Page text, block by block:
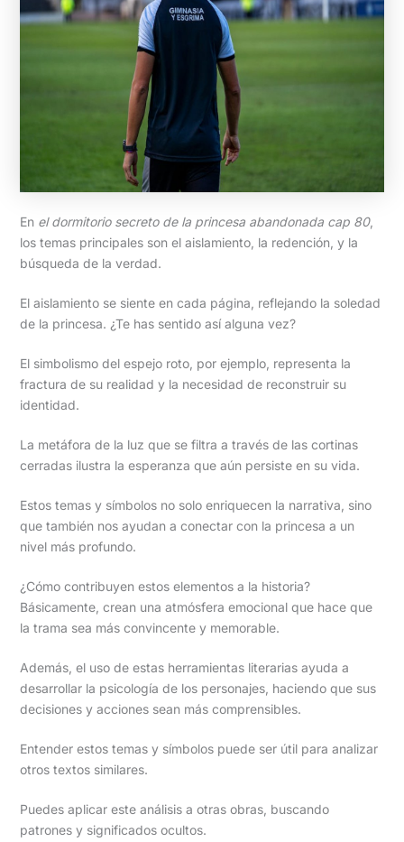
En el dormitorio secreto de la princesa abandonada cap 80,
los temas principales son el aislamiento, la redención, y la
búsqueda de la verdad.
El aislamiento se siente en cada página, reflejando la soledad
de la princesa. ¿Te has sentido así alguna vez?
El simbolismo del espejo roto, por ejemplo, representa la
fractura de su realidad y la necesidad de reconstruir su
identidad.
La metáfora de la luz que se filtra a través de las cortinas
cerradas ilustra la esperanza que aún persiste en su vida.
Estos temas y símbolos no solo enriquecen la narrativa, sino
que también nos ayudan a conectar con la princesa a un
nivel más profundo.
¿Cómo contribuyen estos elementos a la historia?
Básicamente, crean una atmósfera emocional que hace que
la trama sea más convincente y memorable.
Además, el uso de estas herramientas literarias ayuda a
desarrollar la psicología de los personajes, haciendo que sus
decisiones y acciones sean más comprensibles.
Entender estos temas y símbolos puede ser útil para analizar
otros textos similares.
Puedes aplicar este análisis a otras obras, buscando
patrones y significados ocultos.